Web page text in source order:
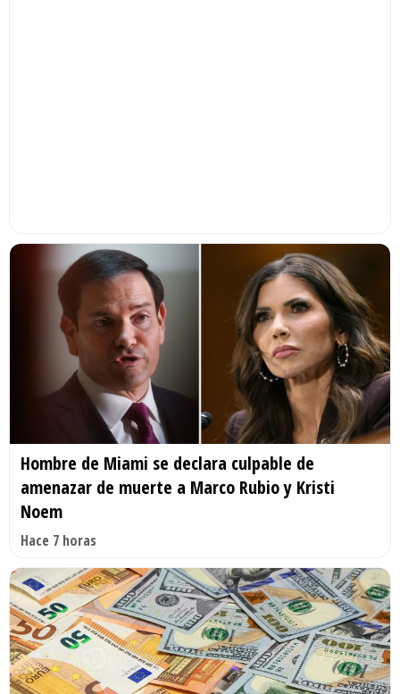
Hombre de Miami se declara culpable de
amenazar de muerte a Marco Rubio y Kristi
Noem
Hace 7 horas